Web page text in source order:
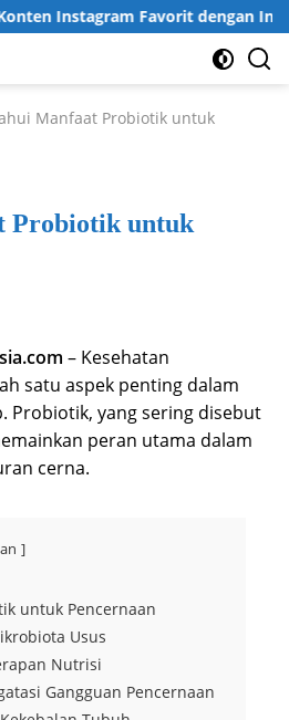
Instagram Favorit dengan
Manfaat Probiotik untuk
Probiotik untuk
– Kesehatan
satu aspek penting dalam
Probiotik, yang sering disebut
peran utama dalam
cerna.
untuk Pencernaan
Usus
Nutrisi
Gangguan Pencernaan